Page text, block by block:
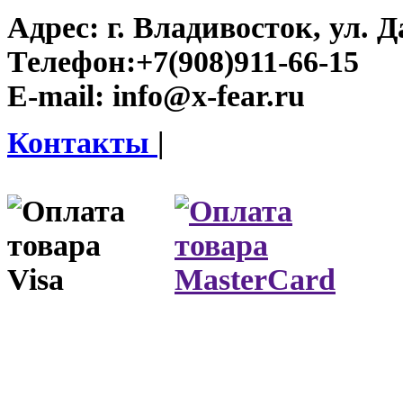
Адрес: г. Владивосток, ул.
Телефон:+7(908)911-66-15
E-mail: info@x-fear.ru
Контакты |